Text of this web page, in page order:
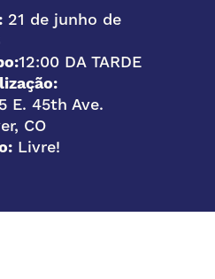
21 de junho de
12:00 DA TARDE
E. 45th Ave.
CO
Livre!